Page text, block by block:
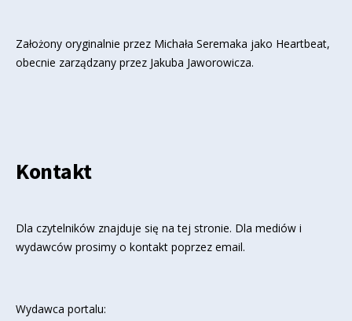
Założony oryginalnie przez Michała Seremaka jako Heartbeat,
obecnie zarządzany przez Jakuba Jaworowicza.
Kontakt
Dla czytelników znajduje się na tej stronie. Dla mediów i
wydawców prosimy o kontakt poprzez email.
Wydawca portalu: